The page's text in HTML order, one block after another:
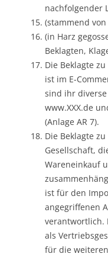
nachfolgender
(stammend von
(in Harz
Beklagten,
Die Beklagte
ist im E-
sind ihr
www.XXX.de
(Anlage AR 7).
Die Beklagte
Gesellschaft,
Wareneinkauf
ist für den
angegriffenen
verantwortlich.
als
für die